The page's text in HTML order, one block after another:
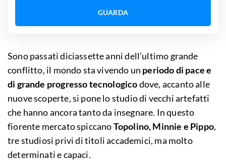
GUARDA
Sono passati diciassette anni dell’ultimo grande
conflitto, il mondo sta vivendo un periodo di pace e
di grande progresso tecnologicodove, accanto alle
nuove scoperte, si pone lo studio di vecchi artefatti
che hanno ancora tanto da insegnare. In questo
fiorente mercato spiccanoTopolino, Minnie e Pippo,
tre studiosi privi di titoli accademici, ma molto
determinati e capaci.